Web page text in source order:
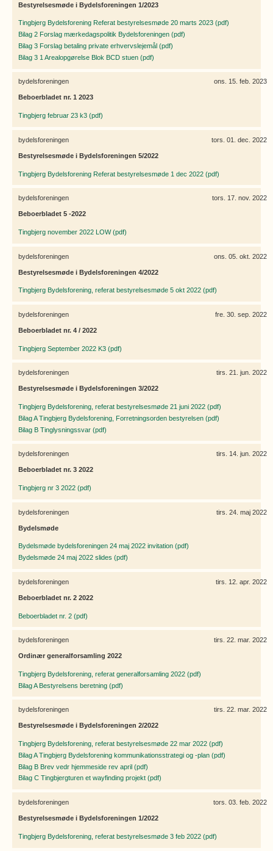
Bestyrelsesmøde i Bydelsforeningen 1/2023
Tingbjerg Bydelsforening Referat bestyrelsesmøde 20 marts 2023 (pdf)
Bilag 2 Forslag mærkedagspolitik Bydelsforeningen (pdf)
Bilag 3 Forslag betaling private erhvervslejemål (pdf)
Bilag 3 1 Arealopgørelse Blok BCD stuen (pdf)
ons. 15. feb. 2023
bydelsforeningen
Beboerbladet nr. 1 2023
Tingbjerg februar 23 k3 (pdf)
tors. 01. dec. 2022
bydelsforeningen
Bestyrelsesmøde i Bydelsforeningen 5/2022
Tingbjerg Bydelsforening Referat bestyrelsesmøde 1 dec 2022 (pdf)
tors. 17. nov. 2022
bydelsforeningen
Beboerbladet 5 -2022
Tingbjerg november 2022 LOW (pdf)
ons. 05. okt. 2022
bydelsforeningen
Bestyrelsesmøde i Bydelsforeningen 4/2022
Tingbjerg Bydelsforening, referat bestyrelsesmøde 5 okt 2022 (pdf)
fre. 30. sep. 2022
bydelsforeningen
Beboerbladet nr. 4 / 2022
Tingbjerg September 2022 K3 (pdf)
tirs. 21. jun. 2022
bydelsforeningen
Bestyrelsesmøde i Bydelsforeningen 3/2022
Tingbjerg Bydelsforening, referat bestyrelsesmøde 21 juni 2022 (pdf)
Bilag A Tingbjerg Bydelsforening, Forretningsorden bestyrelsen (pdf)
Bilag B Tinglysningssvar (pdf)
tirs. 14. jun. 2022
bydelsforeningen
Beboerbladet nr. 3 2022
Tingbjerg nr 3 2022 (pdf)
tirs. 24. maj 2022
bydelsforeningen
Bydelsmøde
Bydelsmøde bydelsforeningen 24 maj 2022 invitation (pdf)
Bydelsmøde 24 maj 2022 slides (pdf)
tirs. 12. apr. 2022
bydelsforeningen
Beboerbladet nr. 2 2022
Beboerbladet nr. 2 (pdf)
tirs. 22. mar. 2022
bydelsforeningen
Ordinær generalforsamling 2022
Tingbjerg Bydelsforening, referat generalforsamling 2022 (pdf)
Bilag A Bestyrelsens beretning (pdf)
tirs. 22. mar. 2022
bydelsforeningen
Bestyrelsesmøde i Bydelsforeningen 2/2022
Tingbjerg Bydelsforening, referat bestyrelsesmøde 22 mar 2022 (pdf)
Bilag A Tingbjerg Bydelsforening kommunikationsstrategi og -plan (pdf)
Bilag B Brev vedr hjemmeside rev april (pdf)
Bilag C Tingbjergturen et wayfinding projekt (pdf)
tors. 03. feb. 2022
bydelsforeningen
Bestyrelsesmøde i Bydelsforeningen 1/2022
Tingbjerg Bydelsforening, referat bestyrelsesmøde 3 feb 2022 (pdf)